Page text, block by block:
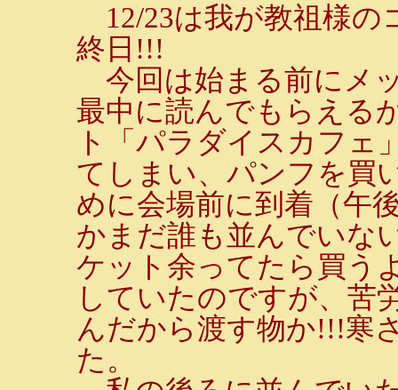
12/23は我が教祖様の
終日!!!
今回は始まる前にメ
最中に読んでもらえる
ト「パラダイスカフェ
てしまい、パンフを買
めに会場前に到着（午
かまだ誰も並んでいな
ケット余ってたら買う
していたのですが、苦
んだから渡す物か!!!寒
た。